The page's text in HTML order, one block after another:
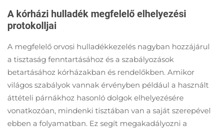
alkalmasak
különböző
környezetekre. A
tervezésük és a
szabványosítottságuk
biztosítja a
minőséges
betegellátást és segít
az intézményeknek
elérni a kiváló
A kórházi hulladék megfelelő elhelyezési
protokolljai
A megfelelő orvosi hulladékkezelés nagyban hozzájárul
a tisztaság fenntartásához és a szabályozások
betartásához kórházakban és rendelőkben. Amikor
világos szabályok vannak érvényben például a használt
áttételi párnákhoz hasonló dolgok elhelyezésére
vonatkozóan, mindenki tisztában van a saját szerepével
ebben a folyamatban. Ez segít megakadályozni a